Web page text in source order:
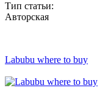
Тип статьи:
Авторская
Labubu where to buy